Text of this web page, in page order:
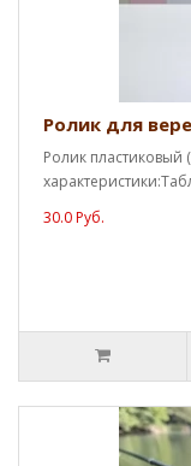
Ролик для
Ролик
30.0 Руб.